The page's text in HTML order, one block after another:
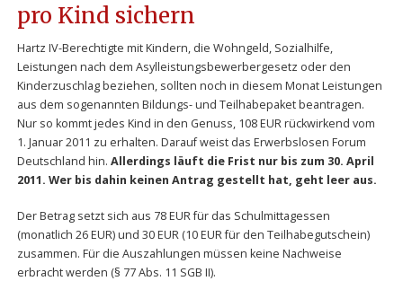
pro Kind sichern
Hartz IV-Berechtigte mit Kindern, die Wohngeld, Sozialhilfe,
Leistungen nach dem Asylleistungsbewerbergesetz oder den
Kinderzuschlag beziehen, sollten noch in diesem Monat Leistungen
aus dem sogenannten Bildungs- und Teilhabepaket beantragen.
Nur so kommt jedes Kind in den Genuss, 108 EUR rückwirkend vom
1. Januar 2011 zu erhalten. Darauf weist das Erwerbslosen Forum
Deutschland hin. Allerdings läuft die Frist nur bis zum 30. April
2011. Wer bis dahin keinen Antrag gestellt hat, geht leer aus.
Der Betrag setzt sich aus 78 EUR für das Schulmittagessen
(monatlich 26 EUR) und 30 EUR (10 EUR für den Teilhabegutschein)
zusammen. Für die Auszahlungen müssen keine Nachweise
erbracht werden (§ 77 Abs. 11 SGB II).